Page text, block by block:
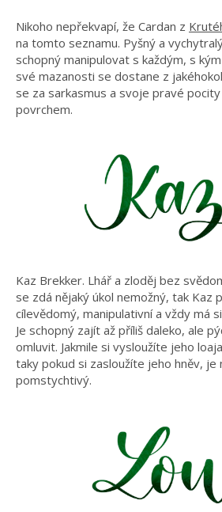
Nikoho nepřekvapí, že Cardan z
na tomto seznamu. Pyšný a
schopný manipulovat s každým, s
své mazanosti se dostane z
se za sarkasmus a svoje pravé
povrchem.
Kaz Brekker. Lhář a zloděj bez
se zdá nějaký úkol nemožný, tak Kaz
cílevědomý, manipulativní a vždy má
Je schopný zajít až příliš daleko, ale
omluvit. Jakmile si vysloužíte jeho
taky pokud si zasloužíte jeho hněv, je
pomstychtivý.